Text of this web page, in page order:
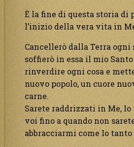
È la fine di questa storia di
l’inizio della vera vita in
Cancellerò dalla Terra ogni
soffierò in essa il mio
rinverdire ogni cosa e
nuovo popolo, un cuore
carne.
Sarete raddrizzati in Me,
voi fino a quando non
abbracciarmi come Io tanto